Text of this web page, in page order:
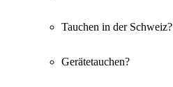
Tauchen in der Schweiz?
Gerätetauchen?